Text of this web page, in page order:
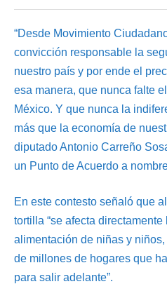
“Desde Movimiento
convicción responsable la
nuestro país y por ende el
esa manera, que nunca falte
México. Y que nunca la
más que la economía de
diputado Antonio Carreño
un Punto de Acuerdo a
En este contesto señaló que
tortilla “se afecta
alimentación de niñas y
de millones de hogares que
para salir adelante”.